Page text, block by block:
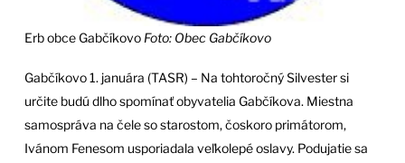
Erb obce Gabčíkovo Foto: Obec Gabčíkovo
Gabčíkovo 1. januára (TASR) – Na tohtoročný Silvester si
určite budú dlho spomínať obyvatelia Gabčíkova. Miestna
samospráva na čele so starostom, čoskoro primátorom,
Ivánom Fenesom usporiadala veľkolepé oslavy. Podujatie sa